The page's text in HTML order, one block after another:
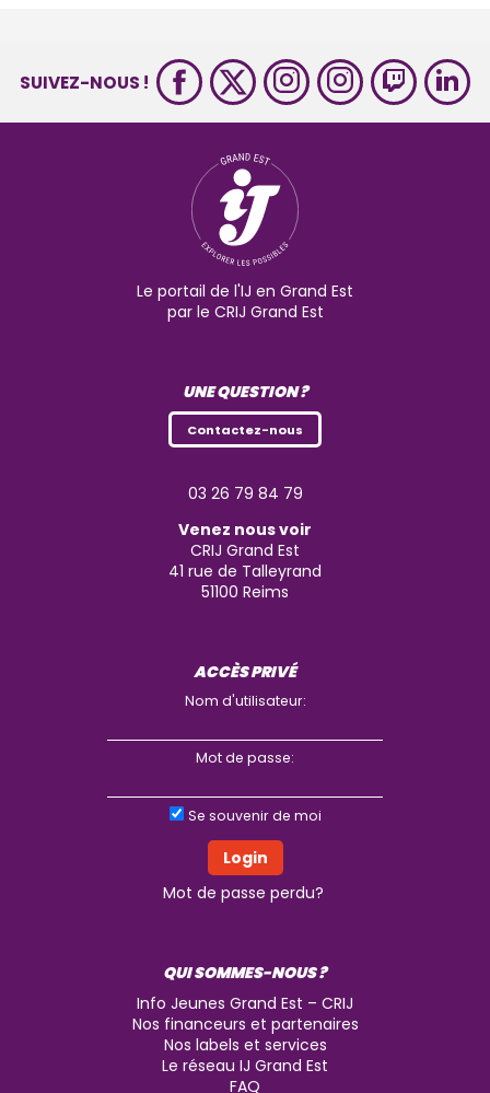
SUIVEZ-NOUS !
Le portail de l'IJ en Grand Est
par le CRIJ Grand Est
UNE QUESTION ?
Contactez-nous
03 26 79 84 79
Venez nous voir
CRIJ Grand Est
41 rue de Talleyrand
51100 Reims
ACCÈS PRIVÉ
Nom d'utilisateur:
Mot de passe:
Se souvenir de moi
Mot de passe perdu?
QUI SOMMES-NOUS ?
Info Jeunes Grand Est – CRIJ
Nos financeurs et partenaires
Nos labels et services
Le réseau IJ Grand Est
FAQ